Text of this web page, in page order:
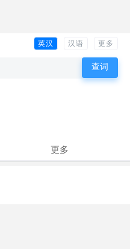
英汉 汉语 更多
更多